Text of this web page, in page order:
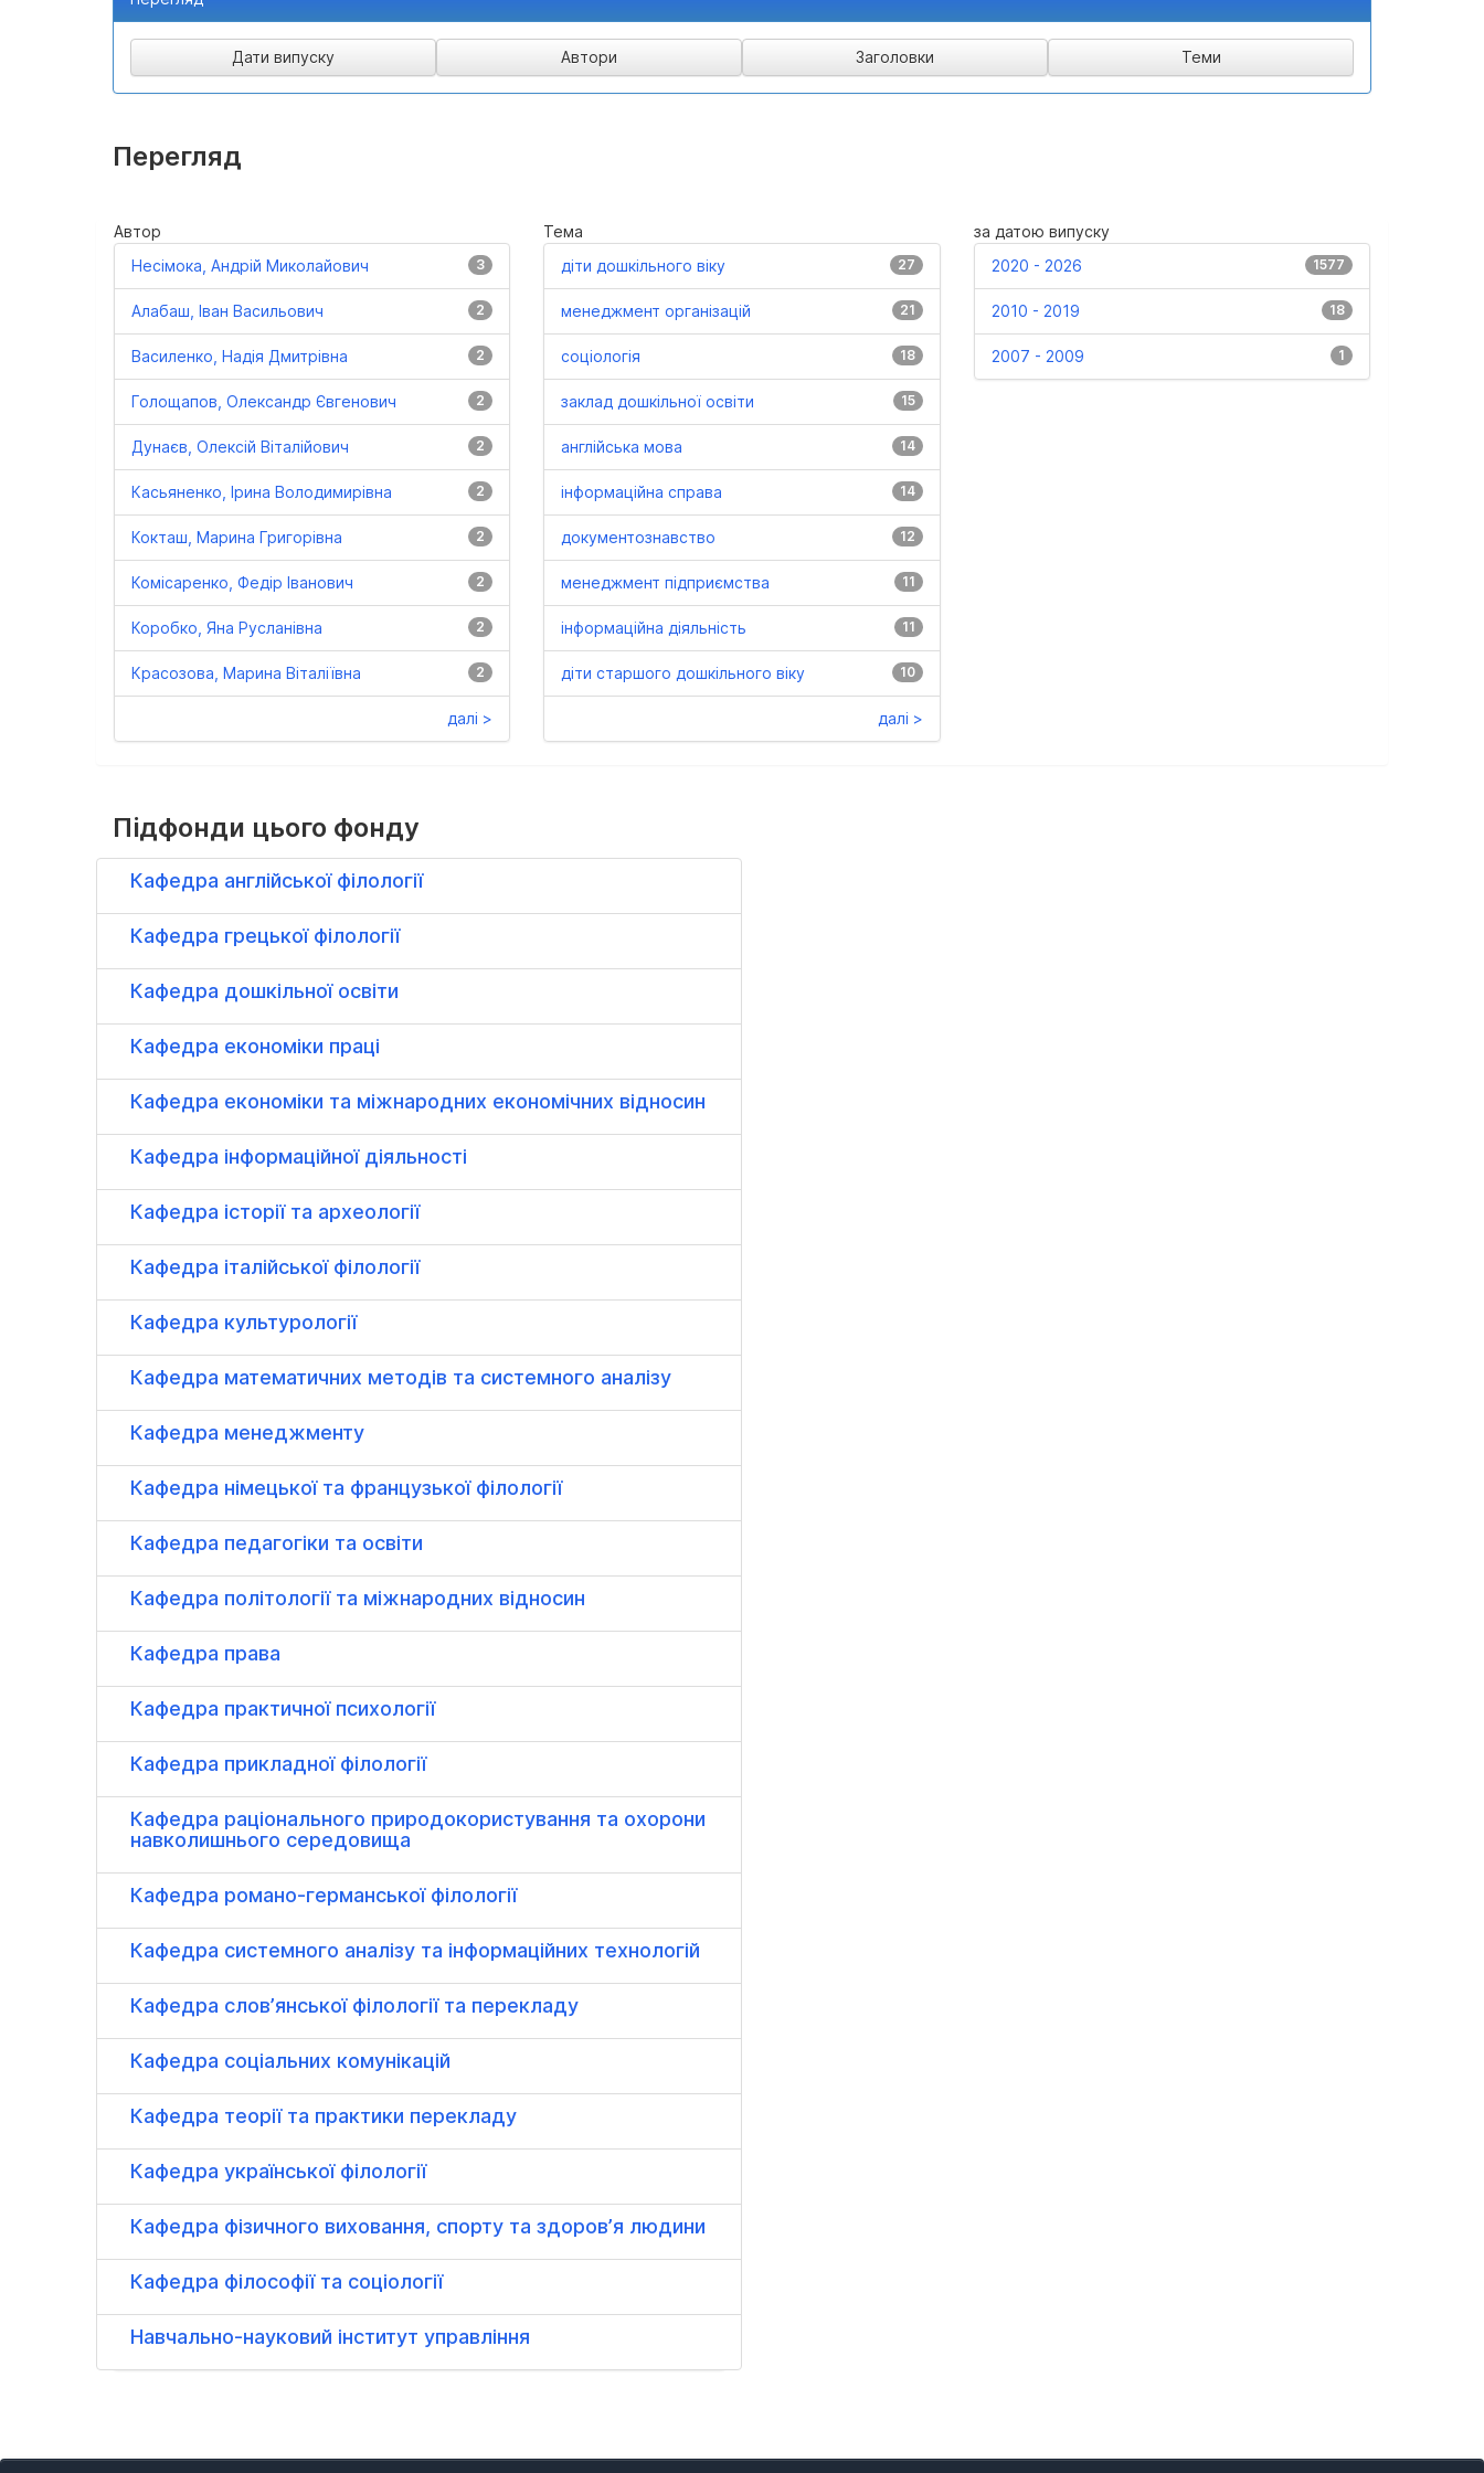
Перегляд
Автор
3
Несімока, Андрій Миколайович
2
Алабаш, Іван Васильович
2
Василенко, Надія Дмитрівна
2
Голощапов, Олександр Євгенович
2
Дунаєв, Олексій Віталійович
2
Касьяненко, Ірина Володимирівна
2
Кокташ, Марина Григорівна
2
Комісаренко, Федір Іванович
2
Коробко, Яна Русланівна
2
Красозова, Марина Віталіївна
далі >
Тема
27
діти дошкільного віку
21
менеджмент організацій
18
соціологія
15
заклад дошкільної освіти
14
англійська мова
14
інформаційна справа
12
документознавство
11
менеджмент підприємства
11
інформаційна діяльність
10
діти старшого дошкільного віку
далі >
за датою випуску
1577
2020 - 2026
18
2010 - 2019
1
2007 - 2009
Підфонди цього фонду
Кафедра англійської філології
Кафедра грецької філології
Кафедра дошкільної освіти
Кафедра економіки праці
Кафедра економіки та міжнародних економічних відносин
Кафедра інформаційної діяльності
Кафедра історії та археології
Кафедра італійської філології
Кафедра культурології
Кафедра математичних методів та системного аналізу
Кафедра менеджменту
Кафедра німецької та французької філології
Кафедра педагогіки та освіти
Кафедра політології та міжнародних відносин
Кафедра права
Кафедра практичної психології
Кафедра прикладної філології
Кафедра раціонального природокористування та охорони
навколишнього середовища
Кафедра романо-германської філології
Кафедра системного аналізу та інформаційних технологій
Кафедра слов’янської філології та перекладу
Кафедра соціальних комунікацій
Кафедра теорії та практики перекладу
Кафедра української філології
Кафедра фізичного виховання, спорту та здоров’я людини
Кафедра філософії та соціології
Навчально-науковий інститут управління